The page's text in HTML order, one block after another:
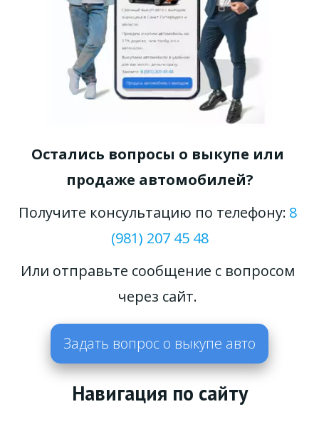
Остались вопросы о выкупе или
продаже автомобилей?
Получите консультацию по телефону: 8
(981) 207 45 48
Или отправьте сообщение с вопросом
через сайт.
Задать вопрос о выкупе авто
Навигация по сайту